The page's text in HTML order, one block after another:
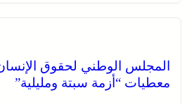
المجلس الوطني لحقوق
معطيات “أزمة سبتة ومليلية”